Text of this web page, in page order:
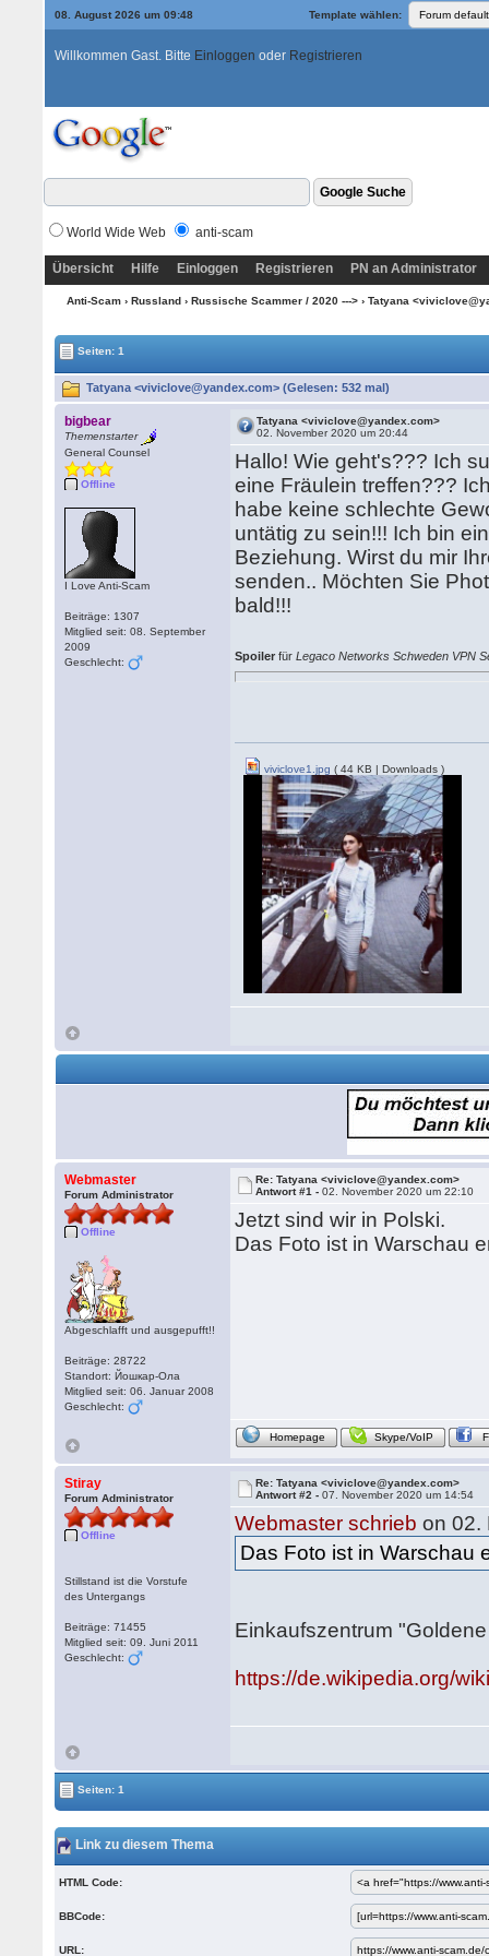
08. August 2026 um 09:48 Template wählen:
Willkommen Gast. Bitte Einloggen oder Registrieren
World Wide Web anti-scam
Übersicht Hilfe Einloggen Registrieren PN an Administrator
Anti-Scam› Russland› Russische Scammer / 2020 --->› Tatyana
Seiten: 1
Tatyana <viviclove@yandex.com> (Gelesen: 532 mal)
bigbear
Themenstarter
General Counsel
Offline
I Love Anti-Scam
Beiträge: 1307
Mitglied seit: 08. September
2009
Geschlecht:
Tatyana <viviclove@yandex.com>
02. November 2020 um 20:44
Hallo! Wie geht's??? Ich
eine Fräulein treffen???
habe keine schlechte
untätig zu sein!!! Ich bin
Beziehung. Wirst du mir
senden.. Möchten Sie
bald!!!
Spoiler fürLegaco Networks Schweden VPN
viviclove1.jpg ( 44 KB | Downloads )
Webmaster
Forum Administrator
Offline
Abgeschlafft und ausgepufft!!
Beiträge: 28722
Standort: Йошкар-Ола
Mitglied seit: 06. Januar 2008
Geschlecht:
Re: Tatyana <viviclove@yandex.com>
Antwort #1 -02. November 2020 um 22:10
Jetzt sind wir in Polski.
Das Foto ist in Warschau
Homepage Skype/VoIP
Stiray
Forum Administrator
Offline
Stillstand ist die Vorstufe
des Untergangs
Beiträge: 71455
Mitglied seit: 09. Juni 2011
Geschlecht:
Re: Tatyana <viviclove@yandex.com>
Antwort #2 -07. November 2020 um 14:54
Webmaster schrieb on 02.
Das Foto ist in Warschau
Einkaufszentrum
https://de.wikipedia.org/
Seiten: 1
Link zu diesem Thema
HTML Code:
BBCode:
URL: